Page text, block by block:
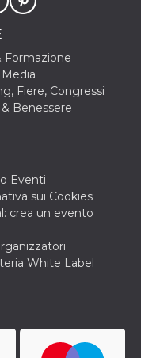
Formazione
Fiere, Congressi
Benessere
Eventi
sui Cookies
crea un evento
White Label